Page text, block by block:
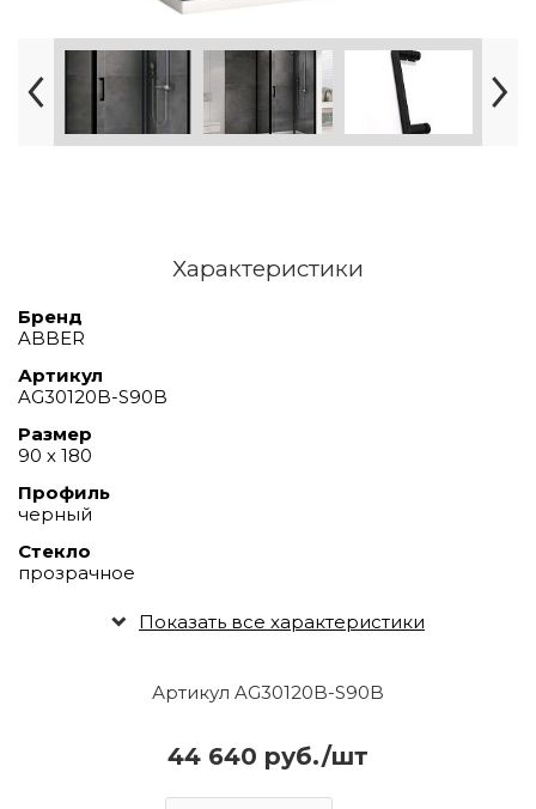
Артикул AG30120B-S90B
44 640 руб./шт
Характеристики
Бренд
ABBER
Артикул
AG30120B-S90B
Размер
90 х 180
Профиль
черный
Стекло
прозрачное
Показать все характеристики